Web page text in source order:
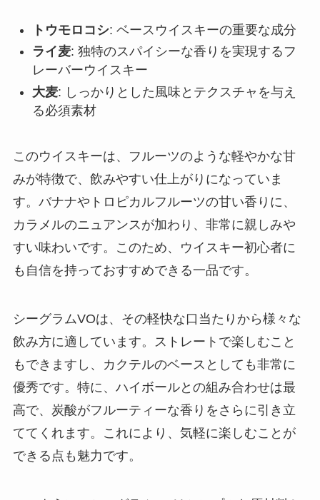
トウモロコシ: ベースウイスキーの重要な成分
ライ麦: 独特のスパイシーな香りを実現するフ
レーバーウイスキー
大麦: しっかりとした風味とテクスチャを与え
る必須素材
このウイスキーは、フルーツのような軽やかな甘
みが特徴で、飲みやすい仕上がりになっていま
す。バナナやトロピカルフルーツの甘い香りに、
カラメルのニュアンスが加わり、非常に親しみや
すい味わいです。このため、ウイスキー初心者に
も自信を持っておすすめできる一品です。
シーグラムVOは、その軽快な口当たりから様々な
飲み方に適しています。ストレートで楽しむこと
もできますし、カクテルのベースとしても非常に
優秀です。特に、ハイボールとの組み合わせは最
高で、炭酸がフルーティーな香りをさらに引き立
ててくれます。これにより、気軽に楽しむことが
できる点も魅力です。